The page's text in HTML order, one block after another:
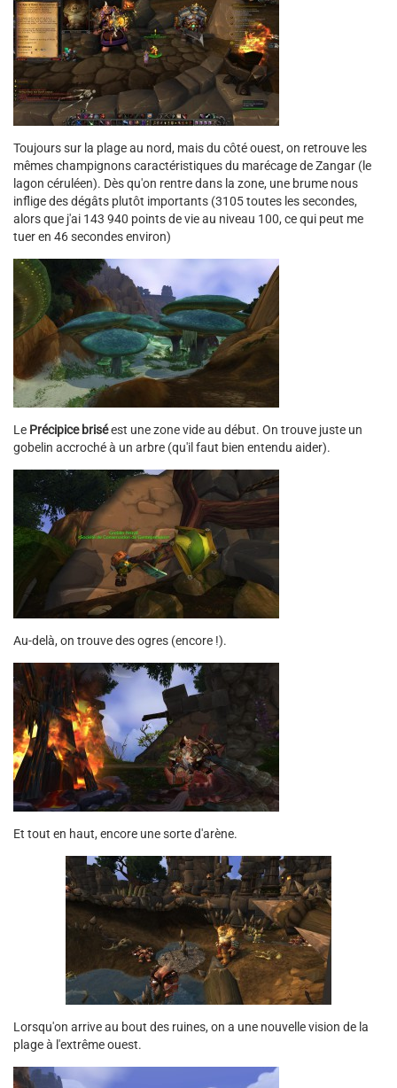
Toujours sur la plage au nord, mais du côté ouest, on retrouve les
mêmes champignons caractéristiques du marécage de Zangar (le
lagon céruléen). Dès qu'on rentre dans la zone, une brume nous
inflige des dégâts plutôt importants (3105 toutes les secondes,
alors que j'ai 143 940 points de vie au niveau 100, ce qui peut me
tuer en 46 secondes environ)
Le Précipice briséest une zone vide au début. On trouve juste un
gobelin accroché à un arbre (qu'il faut bien entendu aider).
Au-delà, on trouve des ogres (encore !).
Et tout en haut, encore une sorte d'arène.
Lorsqu'on arrive au bout des ruines, on a une nouvelle vision de la
plage à l'extrême ouest.